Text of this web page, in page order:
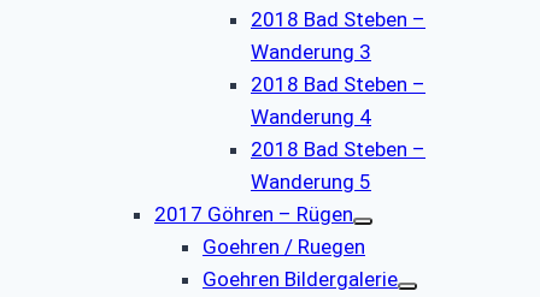
2018 Bad Steben –
Wanderung 3
2018 Bad Steben –
Wanderung 4
2018 Bad Steben –
Wanderung 5
2017 Göhren – Rügen
Goehren / Ruegen
Goehren Bildergalerie